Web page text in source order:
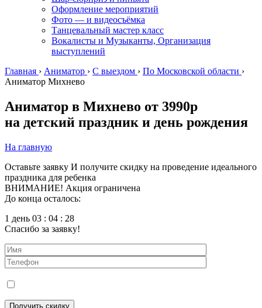
Оформление мероприятий
Фото — и видеосъёмка
Танцевальный мастер класс
Вокалисты и Музыканты, Организация
выступлений
Главная › Аниматор › С выездом › По Московской области ›
Аниматор Михнево
Аниматор в Михнево от 3990р
на детский праздник и день рождения
На главную
Оставьте заявку И получите скидку на проведение идеального
праздника для ребенка
ВНИМАНИЕ! Акция ограничена
До конца осталось:
1 день 03 : 04 : 26
Спасибо за заявку!